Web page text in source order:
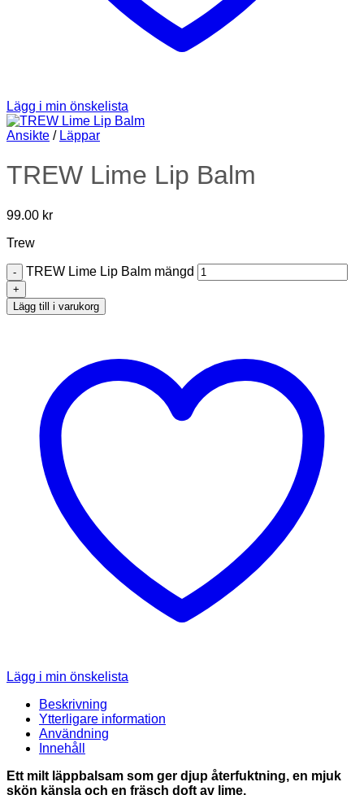
Lägg i min önskelista
Ansikte / Läppar
TREW Lime Lip Balm
99.00 kr
Trew
TREW Lime Lip Balm mängd
Lägg till i varukorg
Lägg i min önskelista
Beskrivning
Ytterligare information
Användning
Innehåll
Ett milt läppbalsam som ger djup återfuktning, en mjuk
skön känsla och en fräsch doft av lime.